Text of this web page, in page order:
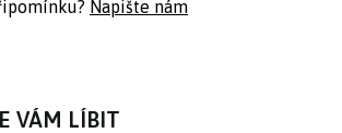
Napište nám
VÁM LÍBIT